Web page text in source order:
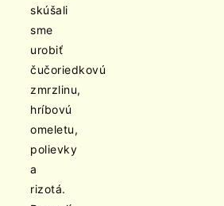
skúšali
sme
urobiť
čučoriedkovú
zmrzlinu,
hríbovú
omeletu,
polievky
a
rizotá.